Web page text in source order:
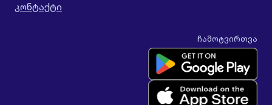
კონტაქტი
ჩამოტვირთვა